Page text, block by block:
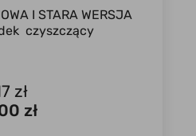
I STARA WERSJA
czyszczący
zł
zł